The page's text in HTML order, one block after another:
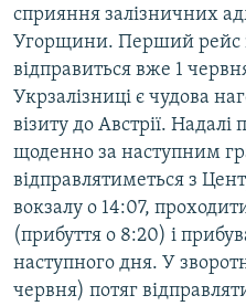
сприяння залізничних
Угорщини. Перший рейс
відправиться вже 1
Укрзалізниці є чудова
візиту до Австрії. Надалі
щоденно за наступним
відправлятиметься з
вокзалу о 14:07,
(прибуття о 8:20) і
наступного дня. У
червня) потяг